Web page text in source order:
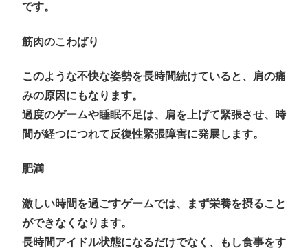
です。
筋肉のこわばり
このような不快な姿勢を長時間続けていると、肩の痛
みの原因にもなります。
過度のゲームや睡眠不足は、肩を上げて緊張させ、時
間が経つにつれて反復性緊張障害に発展します。
肥満
激しい時間を過ごすゲームでは、まず栄養を摂ること
ができなくなります。
長時間アイドル状態になるだけでなく、もし食事をす